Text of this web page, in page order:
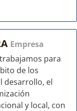
Empresa
para
de los
desarrollo, el
y local, con